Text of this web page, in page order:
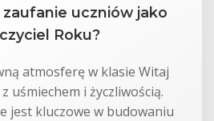
uczniów jako
Roku?
atmosferę w klasie Witaj
uśmiechem i życzliwością.
jest kluczowe w budowaniu